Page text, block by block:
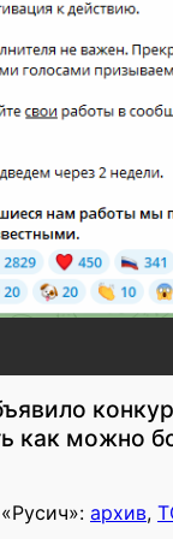
как можно
архив,